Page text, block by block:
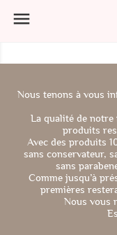

Nous tenons à vous
La qualité de notre
produits
Avec des produits
sans conservateur,
sans
Comme jusqu’à
premières
Nous vous